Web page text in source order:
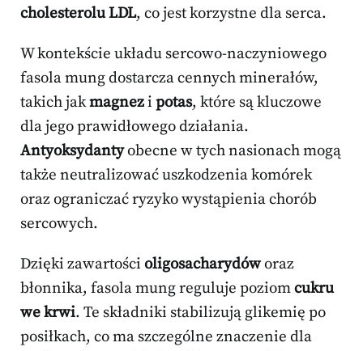
cholesterolu LDL, co jest korzystne dla serca.
W kontekście układu sercowo-naczyniowego
fasola mung dostarcza cennych minerałów,
takich jakmagnezi potas, które są kluczowe
dla jego prawidłowego działania.
Antyoksydantyobecne w tych nasionach mogą
także neutralizować uszkodzenia komórek
oraz ograniczać ryzyko wystąpienia chorób
sercowych.
Dzięki zawartości oligosacharydóworaz
błonnika, fasola mung reguluje poziomcukru
we krwi. Te składniki stabilizują glikemię po
posiłkach, co ma szczególne znaczenie dla